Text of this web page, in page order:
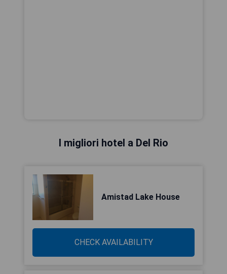
I migliori hotel a Del Rio
Amistad Lake House
CHECK AVAILABILITY